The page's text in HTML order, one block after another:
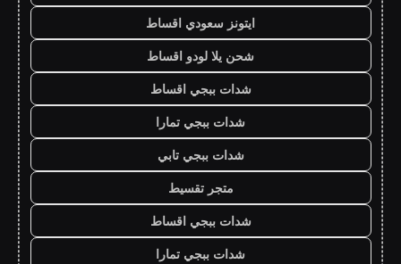
ايتونز سعودي اقساط
شحن يلا لودو اقساط
شدات ببجي اقساط
شدات ببجي تمارا
شدات ببجي تابي
متجر تقسيط
شدات ببجي اقساط
شدات ببجي تمارا